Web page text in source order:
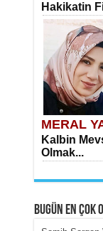
Hakikatin
MERAL
Kalbin
Olmak...
BUGÜN EN ÇOK